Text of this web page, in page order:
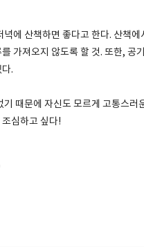
에 산책하면 좋다고 한다. 산책
가져오지 않도록 할 것. 또한, 공
.
때문에 자신도 모르게 고통스러
심하고 싶다!